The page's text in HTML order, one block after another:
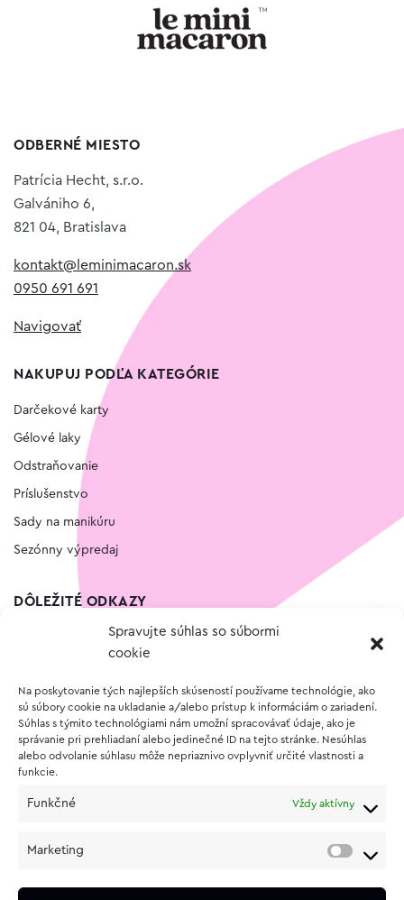
Spravujte súhlas so súbormi
cookie
Na poskytovanie tých najlepších skúseností používame technológie, ako
sú súbory cookie na ukladanie a/alebo prístup k informáciám o zariadení.
Súhlas s týmito technológiami nám umožní spracovávať údaje, ako je
správanie pri prehliadaní alebo jedinečné ID na tejto stránke. Nesúhlas
alebo odvolanie súhlasu môže nepriaznivo ovplyvniť určité vlastnosti a
funkcie.
Funkčné Vždy aktívny
Marketing
ODBERNÉ MIESTO
Patrícia Hecht, s.r.o.
Galvániho 6,
821 04, Bratislava
kontakt@leminimacaron.sk
0950 691 691
Navigovať
NAKUPUJ PODĽA KATEGÓRIE
Darčekové karty
Gélové laky
Odstraňovanie
Príslušenstvo
Sady na manikúru
Sezónny výpredaj
DÔLEŽITÉ ODKAZY
Vernostný program
O NÁKUPE
Vrátenie a reklamácia tovaru